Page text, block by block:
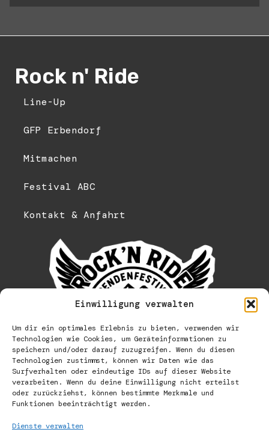
Einwilligung verwalten
Um dir ein optimales Erlebnis zu bieten, verwenden wir
Technologien wie Cookies, um Geräteinformationen zu
speichern und/oder darauf zuzugreifen. Wenn du diesen
Technologien zustimmst, können wir Daten wie das
Surfverhalten oder eindeutige IDs auf dieser Website
verarbeiten. Wenn du deine Einwilligung nicht erteilst
oder zurückziehst, können bestimmte Merkmale und
Funktionen beeinträchtigt werden.
Dienste verwalten
Rock n' Ride
Line-Up
GFP Erbendorf
Mitmachen
Festival ABC
Kontakt & Anfahrt